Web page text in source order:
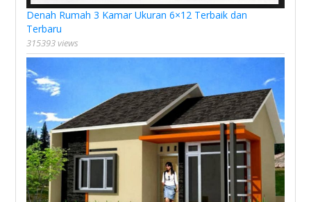
Denah Rumah 3 Kamar Ukuran 6×12 Terbaik dan
Terbaru
315393 views